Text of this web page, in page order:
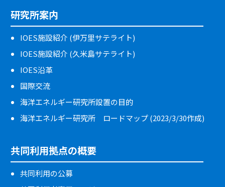
研究所案内
IOES施設紹介 (伊万里サテライト)
IOES施設紹介 (久米島サテライト)
IOES沿革
国際交流
海洋エネルギー研究所設置の目的
海洋エネルギー研究所 ロードマップ (2023/3/30作成)
共同利用拠点の概要
共同利用の公募